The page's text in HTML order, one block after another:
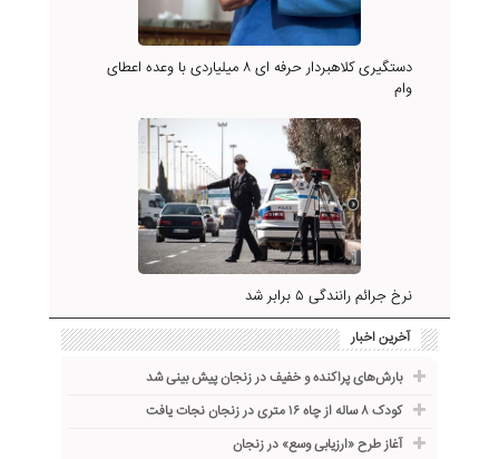
دستگیری کلاهبردار حرفه ای ۸ میلیاردی با وعده اعطای
وام
نرخ جرائم رانندگی ۵ برابر شد
آخرین اخبار
بارش‌های پراکنده و خفیف در زنجان پیش بینی شد
کودک ۸ ساله از چاه ۱۶ متری در زنجان نجات یافت
آغاز طرح «ارزیابی وسع» در زنجان